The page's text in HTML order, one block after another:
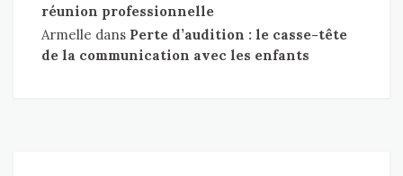
réunion professionnelle
Armelle dans Perte d’audition : le casse-tête
de la communication avec les enfants